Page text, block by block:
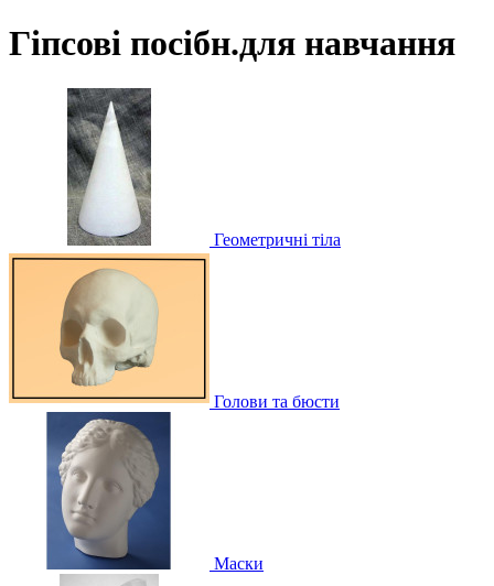
Гіпсові посібн.для навчання
Геометричні тіла
Голови та бюсти
Маски